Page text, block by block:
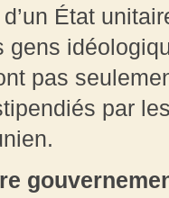
État
gens
pas
par